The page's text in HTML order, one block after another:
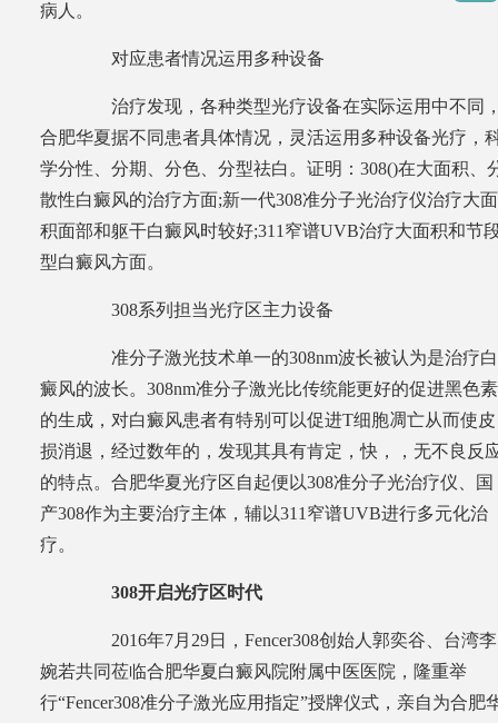
病人。
对应患者情况运用多种设备
治疗发现，各种类型光疗设备在实际运用中不同
合肥华夏据不同患者具体情况，灵活运用多种设备光疗，
学分性、分期、分色、分型祛白。证明：308()在大面积、
散性白癜风的治疗方面;新一代308准分子光治疗仪治疗大面
积面部和躯干白癜风时较好;311窄谱UVB治疗大面积和节
型白癜风方面。
308系列担当光疗区主力设备
准分子激光技术单一的308nm波长被认为是治疗白
癜风的波长。308nm准分子激光比传统能更好的促进黑色素
的生成，对白癜风患者有特别可以促进T细胞凋亡从而使皮
损消退，经过数年的，发现其具有肯定，快，，无不良反
的特点。合肥华夏光疗区自起便以308准分子光治疗仪、国
产308作为主要治疗主体，辅以311窄谱UVB进行多元化治
疗。
308开启光疗区时代
2016年7月29日，Fencer308创始人郭奕谷、台湾李
婉若共同莅临合肥华夏白癜风院附属中医医院，隆重举
行“Fencer308准分子激光应用指定”授牌仪式，亲自为合肥